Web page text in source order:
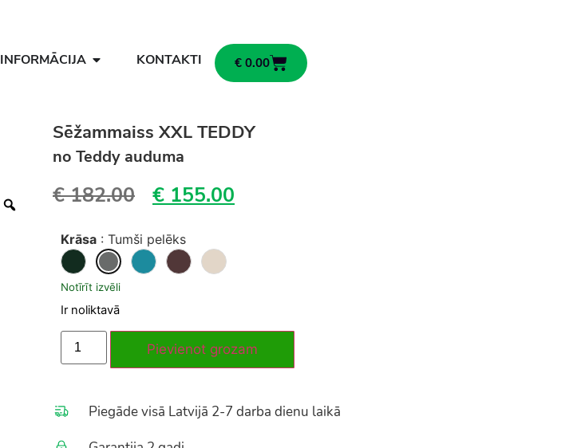
INFORMĀCIJA KONTAKTI € 0.00
Sēžammaiss XXL TEDDY
no Teddy auduma
€182.00 € 155.00
Krāsa : Tumši pelēks
Notīrīt izvēli
Ir noliktavā
Pievienot grozam
Piegāde visā Latvijā 2-7 darba dienu laikā